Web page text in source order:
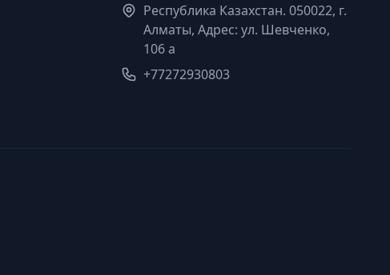
Республика Казахстан. 050022, г.
Алматы, Адрес: ул. Шевченко,
106 а
+77272930803